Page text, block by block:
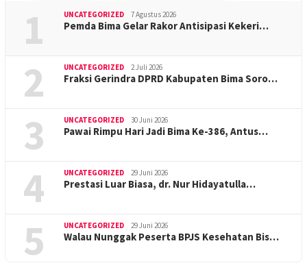
1 UNCATEGORIZED 7 Agustus 2026
Pemda Bima Gelar Rakor Antisipasi Kekeri…
2 UNCATEGORIZED 2 Juli 2026
Fraksi Gerindra DPRD Kabupaten Bima Soro…
3 UNCATEGORIZED 30 Juni 2026
Pawai Rimpu Hari Jadi Bima Ke-386, Antus…
4 UNCATEGORIZED 29 Juni 2026
Prestasi Luar Biasa, dr. Nur Hidayatulla…
5 UNCATEGORIZED 29 Juni 2026
Walau Nunggak Peserta BPJS Kesehatan Bis…